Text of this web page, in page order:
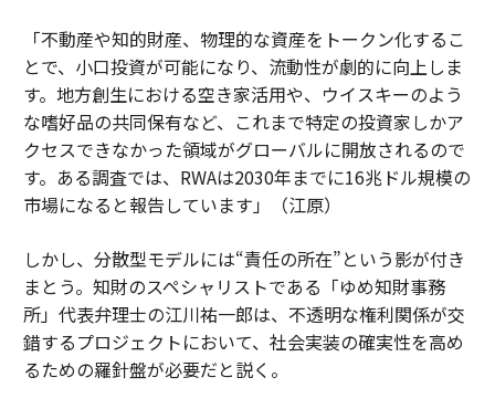
「不動産や知的財産、物理的な資産をトークン化するこ
とで、小口投資が可能になり、流動性が劇的に向上しま
す。地方創生における空き家活用や、ウイスキーのよう
な嗜好品の共同保有など、これまで特定の投資家しかア
クセスできなかった領域がグローバルに開放されるので
す。ある調査では、RWAは2030年までに16兆ドル規模の
市場になると報告しています」（江原）
しかし、分散型モデルには“責任の所在”という影が付き
まとう。知財のスペシャリストである「ゆめ知財事務
所」代表弁理士の江川祐一郎は、不透明な権利関係が交
錯するプロジェクトにおいて、社会実装の確実性を高め
るための羅針盤が必要だと説く。